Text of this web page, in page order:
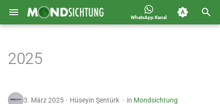
WhatsApp Kanal
e
Deutschland 1400-1449 n.H.
Carousel
2025
3. März 2025 Hüseyin Şentürk in Mondsichtung